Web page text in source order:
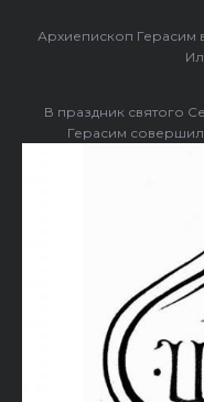
Архиепископ Герасим
В праздник святого
Герасим